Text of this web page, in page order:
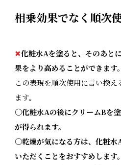
相乗効果でなく順次
✖化粧水Aを塗ると、そのあと
果をより高めることができます。
この表現を順次使用に言い換え
ます。
〇化粧水Aの後にクリームBを
が得られます。
〇乾燥が気になる方は、化粧
いただくことをおすすめします。